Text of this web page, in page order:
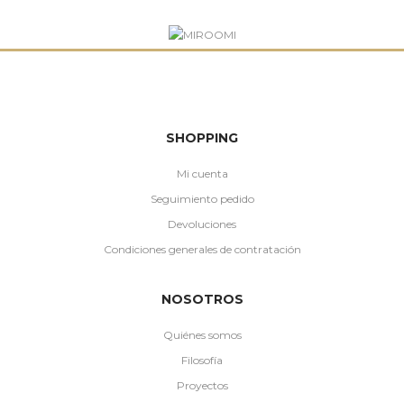
SHOPPING
Mi cuenta
Seguimiento pedido
Devoluciones
Condiciones generales de contratación
NOSOTROS
Quiénes somos
Filosofía
Proyectos